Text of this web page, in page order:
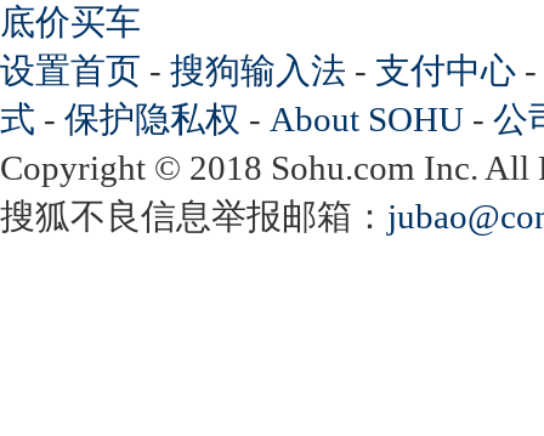
底价买车
设置首页 - 搜狗输入法 - 支付中心 -
式 - 保护隐私权 - About SOHU - 公
Copyright © 2018 Sohu.com Inc.
搜狐不良信息举报邮箱：